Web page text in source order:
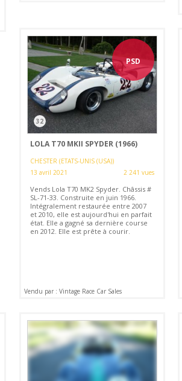
PSD
32
LOLA T70 MKII SPYDER (1966)
CHESTER (ETATS-UNIS (USA))
13 avril 2021
2 241 vues
Vends Lola T70 MK2 Spyder. Châssis #
SL-71-33. Construite en juin 1966.
Intégralement restaurée entre 2007
et 2010, elle est aujourd'hui en parfait
état. Elle a gagné sa dernière course
en 2012. Elle est prête à courir.
Vendu par : Vintage Race Car Sales